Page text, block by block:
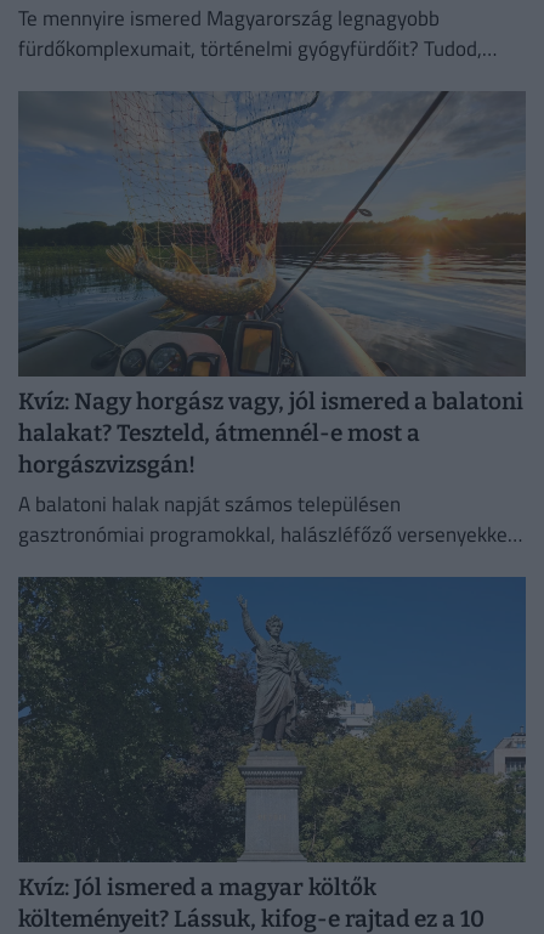
Te mennyire ismered Magyarország legnagyobb
fürdőkomplexumait, történelmi gyógyfürdőit? Tudod,
Kvíz: Nagy horgász vagy, jól ismered a balatoni
halakat? Teszteld, átmennél-e most a
horgászvizsgán!
A balatoni halak napját számos településen
gasztronómiai programokkal, halászléfőző versenyekkel
Kvíz: Jól ismered a magyar költők
költeményeit? Lássuk, kifog-e rajtad ez a 10